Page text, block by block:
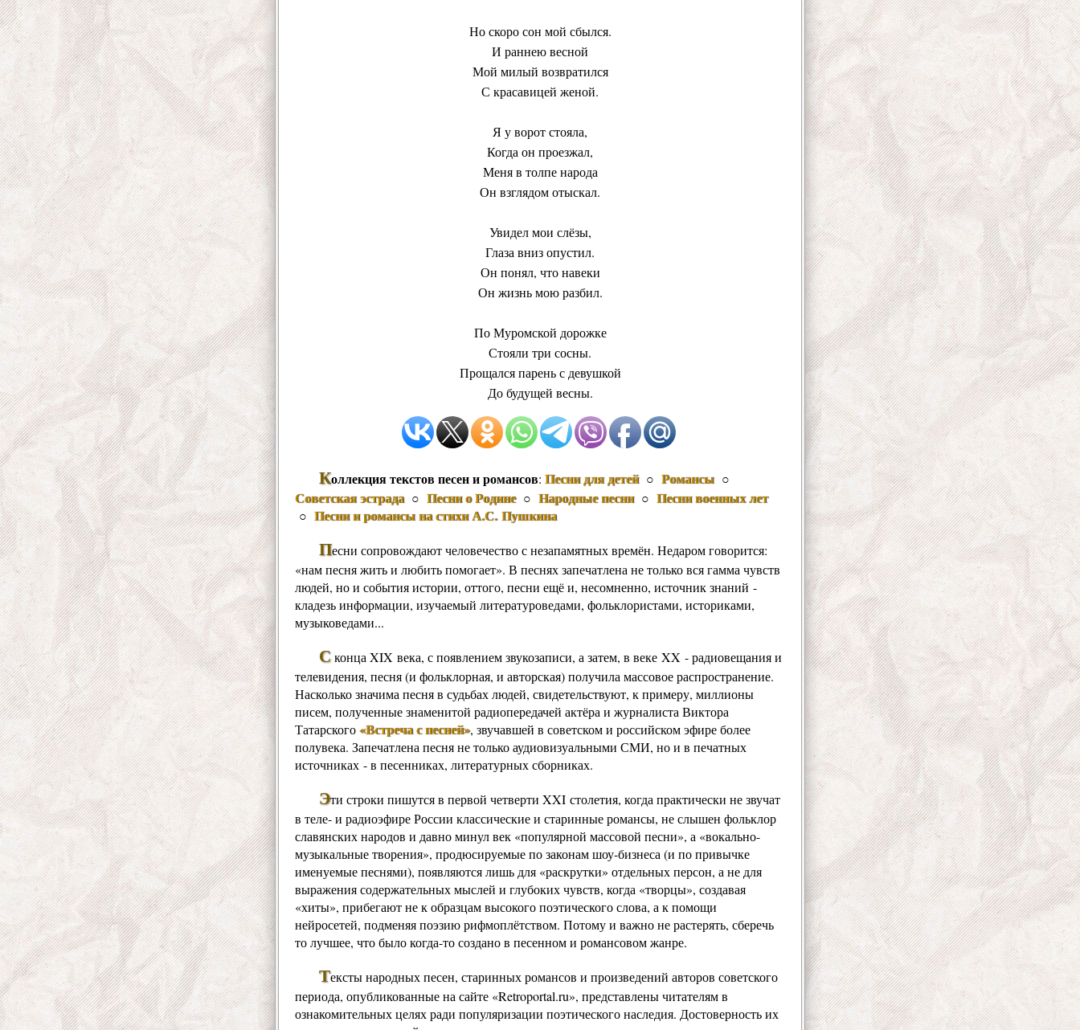
Но скоро сон мой сбылся.
И раннею весной
Мой милый возвратился
С красавицей женой.
Я у ворот стояла,
Когда он проезжал,
Меня в толпе народа
Он взглядом отыскал.
Увидел мои слёзы,
Глаза вниз опустил.
Он понял, что навеки
Он жизнь мою разбил.
По Муромской дорожке
Стояли три сосны.
Прощался парень с девушкой
До будущей весны.
Коллекция текстов песен и романсов: Песни для детей○ Романсы ○
Советская эстрада○ Песни о Родине○ Народные песни○ Песни военных лет
○ Песни и романсы на стихи А.С. Пушкина
Песни сопровождают человечество с незапамятных времён. Недаром говорится:
«нам песня жить и любить помогает». В песнях запечатлена не только вся гамма чувств
людей, но и события истории, оттого, песни ещё и, несомненно, источник знаний -
кладезь информации, изучаемый литературоведами, фольклористами, историками,
музыковедами...
Сконца XIX века, с появлением звукозаписи, а затем, в веке XX - радиовещания и
телевидения, песня (и фольклорная, и авторская) получила массовое распространение.
Насколько значима песня в судьбах людей, свидетельствуют, к примеру, миллионы
писем, полученные знаменитой радиопередачей актёра и журналиста Виктора
Татарского«Встреча с песней», звучавшей в советском и российском эфире более
полувека. Запечатлена песня не только аудиовизуальными СМИ, но и в печатных
источниках - в песенниках, литературных сборниках.
Эти строки пишутся в первой четверти XXI столетия, когда практически не звучат
в теле- и радиоэфире России классические и старинные романсы, не слышен фольклор
славянских народов и давно минул век «популярной массовой песни», а «вокально-
музыкальные творения», продюсируемые по законам шоу-бизнеса (и по привычке
именуемые песнями), появляются лишь для «раскрутки» отдельных персон, а не для
выражения содержательных мыслей и глубоких чувств, когда «творцы», создавая
«хиты», прибегают не к образцам высокого поэтического слова, а к помощи
нейросетей, подменяя поэзию рифмоплётством. Потому и важно не растерять, сберечь
то лучшее, что было когда-то создано в песенном и романсовом жанре.
Тексты народных песен, старинных романсов и произведений авторов советского
периода, опубликованные на сайте «Retroportal.ru», представлены читателям в
ознакомительных целях ради популяризации поэтического наследия. Достоверность их